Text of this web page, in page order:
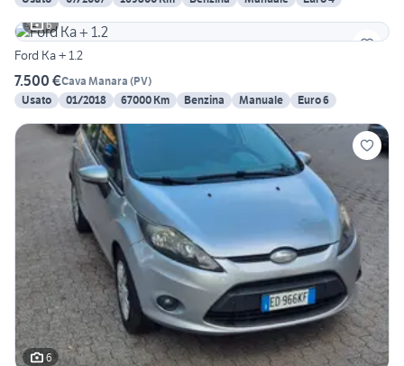
6
Ford Ka + 1.2
7.500 €Cava Manara (PV)
Usato
01/2018 67000 Km Benzina Manuale Euro 6
6